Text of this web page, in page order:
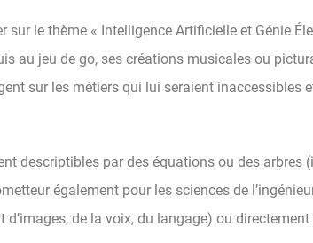
le thème « Intelligence Artificielle et Génie
au jeu de go, ses créations musicales ou
sur les métiers qui lui seraient inaccessibles
descriptibles par des équations ou des arbres
également pour les sciences de
de la voix, du langage) ou